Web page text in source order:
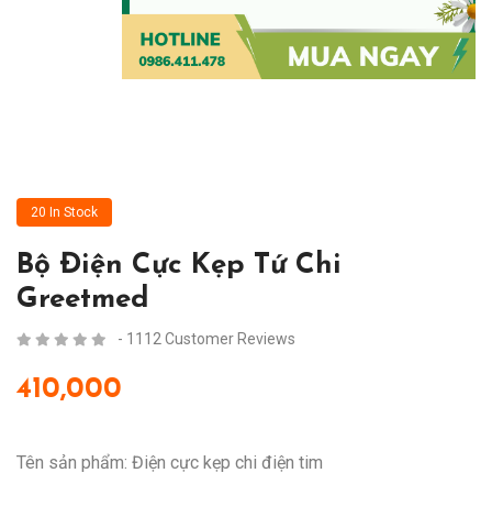
20 In Stock
Bộ Điện Cực Kẹp Tứ Chi
Greetmed
- 1112 Customer Reviews
410,000
Tên sản phẩm: Điện cực kẹp chi điện tim